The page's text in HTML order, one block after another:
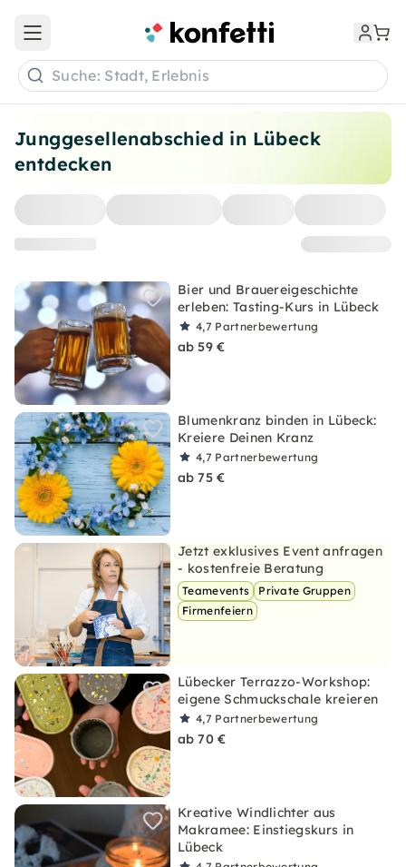
Junggesellenabschied in Lübeck
entdecken
Bier und Brauereigeschichte
erleben: Tasting-Kurs in Lübeck
4,7 Partnerbewertung
ab 59 €
Blumenkranz binden in Lübeck:
Kreiere Deinen Kranz
4,7 Partnerbewertung
ab 75 €
Jetzt exklusives Event anfragen
- kostenfreie Beratung
Teamevents
Private Gruppen
Firmenfeiern
Lübecker Terrazzo-Workshop:
eigene Schmuckschale kreieren
4,7 Partnerbewertung
ab 70 €
Kreative Windlichter aus
Makramee: Einstiegskurs in
Lübeck
Open main menu
Suche: Stadt, Erlebnis